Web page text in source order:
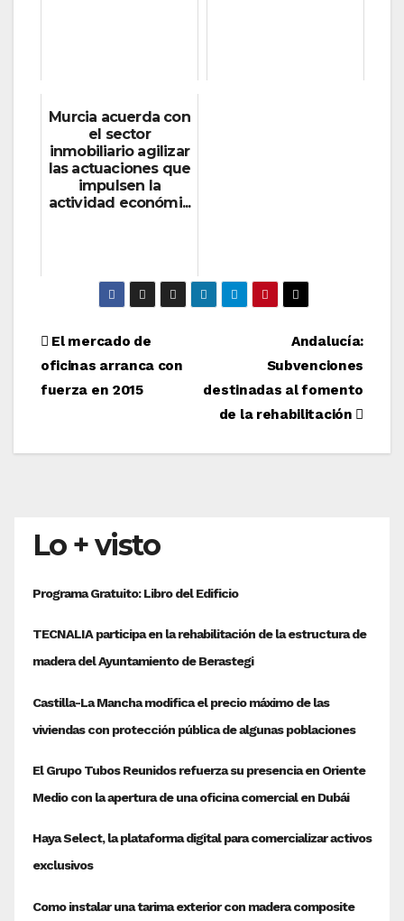
Murcia acuerda con
el sector
inmobiliario agilizar
las actuaciones que
impulsen la
actividad económi...
Navegación
de
Andalucía:
Subvenciones
destinadas al fomento
de la rehabilitación
El mercado de
oficinas arranca con
fuerza en 2015
Lo + visto